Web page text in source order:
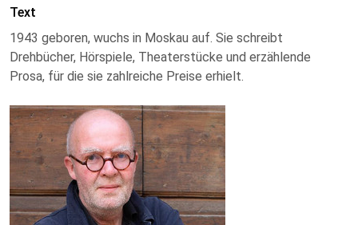
Text
1943 geboren, wuchs in Moskau auf. Sie schreibt
Drehbücher, Hörspiele, Theaterstücke und erzählende
Prosa, für die sie zahlreiche Preise erhielt.